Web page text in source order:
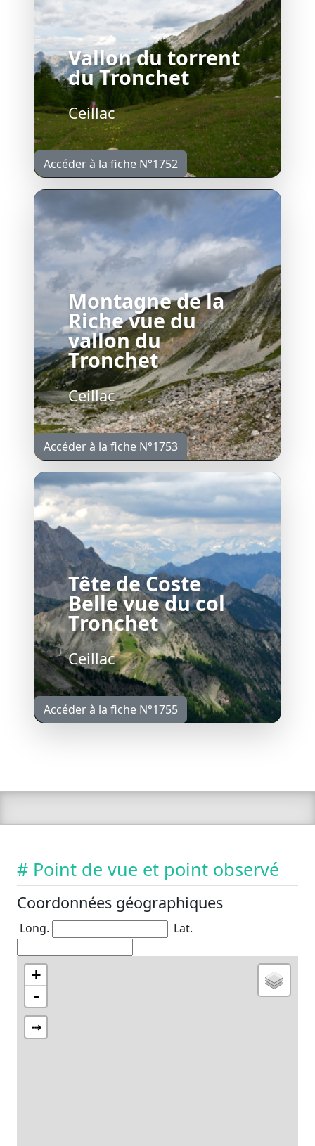
Vallon du torrent
du Tronchet
Ceillac
Accéder à la fiche N°1752
Montagne de la
Riche vue du
vallon du
Tronchet
Ceillac
Accéder à la fiche N°1753
Tête de Coste
Belle vue du col
Tronchet
Ceillac
Accéder à la fiche N°1755
# Point de vue et point observé
Coordonnées géographiques
Long. Lat.
+
-
⇢